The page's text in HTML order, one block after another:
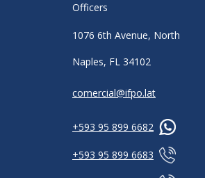
Officers
1076 6th Avenue, North
Naples, FL 34102
comercial@ifpo.lat
+593 95 899 6682
+593 95 899 6683